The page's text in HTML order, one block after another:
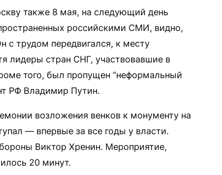
также 8 мая, на следующий день
российскими СМИ, видно,
с трудом передвигался, к месту
лидеры стран СНГ, участвовавшие в
того, был пропущен “неформальный
РФ Владимир Путин.
возложения венков к монументу на
— впервые за все годы у власти.
Виктор Хренин. Мероприятие,
20 минут.